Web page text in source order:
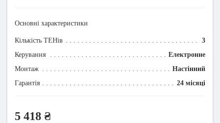
Основні характеристики
Кількість ТЕНів
3
Керування
Електронне
Монтаж
Настінний
Гарантія
24 місяці
5 418 ₴